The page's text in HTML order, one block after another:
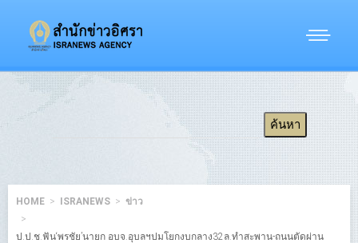
HOME ISRANEWS ข่าว
ป.ป.ช.ฟัน‘พรชัย’นายก อบจ.อุบลฯปมโยกงบกลาง32ล.ทำสะพาน-ถนนตัดผ่าน